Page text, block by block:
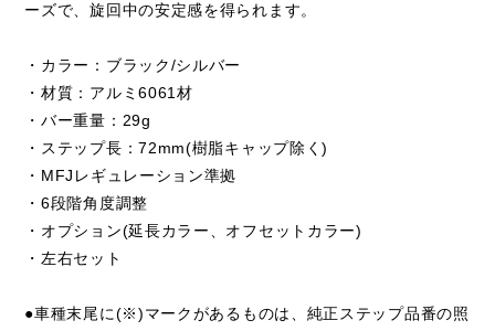
ーズで、旋回中の安定感を得られます。
・カラー：ブラック/シルバー
・材質：アルミ6061材
・バー重量：29g
・ステップ長：72mm(樹脂キャップ除く)
・MFJレギュレーション準拠
・6段階角度調整
・オプション(延長カラー、オフセットカラー)
・左右セット
●車種末尾に(※)マークがあるものは、純正ステップ品番の照